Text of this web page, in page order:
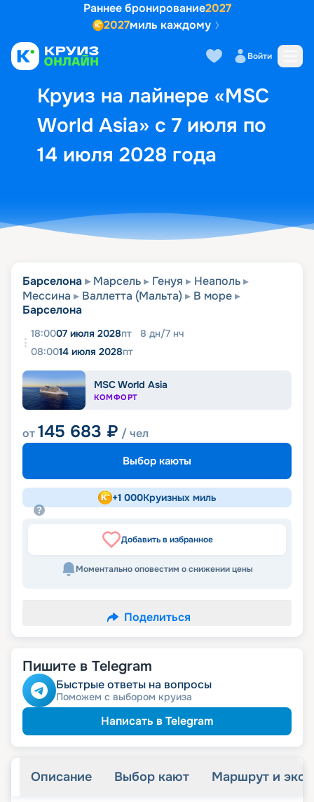
Раннее бронирование2027
2027миль каждому
Войти
Круиз на лайнере «MSC
World Asia» с 7 июля по
14 июля 2028 года
Выбор кают Маршрут и
Барселона Марсель Генуя
Неаполь
Мессина
Валлетта (Мальта)
В море
Барселона
18:0007 июля 2028пт 8 дн/7 нч
08:0014 июля 2028пт
MSC World Asia
КОМФОРТ
от145 683 ₽ / чел
Выбор каюты
+1 000Круизных миль
Добавить в избранное
Моментально оповестим о снижении цены
Поделиться
Пишите в Telegram
Быстрые ответы на вопросы
Поможем с выбором круиза
Написать в Telegram
Описание Выбор кают Маршрут и